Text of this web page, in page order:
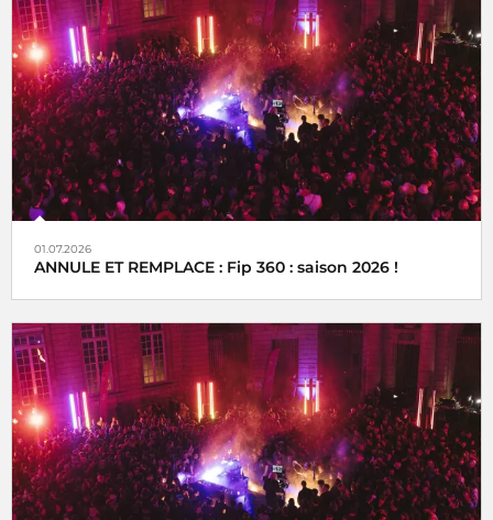
01.07.2026
ANNULE ET REMPLACE : Fip 360 : saison 2026 !